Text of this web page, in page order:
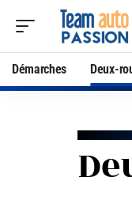
Démarches Deux-